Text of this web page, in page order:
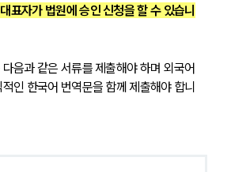
표자가 법원에 승인 신청을 할 수 있습니
음과 같은 서류를 제출해야 하며 외국어
인 한국어 번역문을 함께 제출해야 합니